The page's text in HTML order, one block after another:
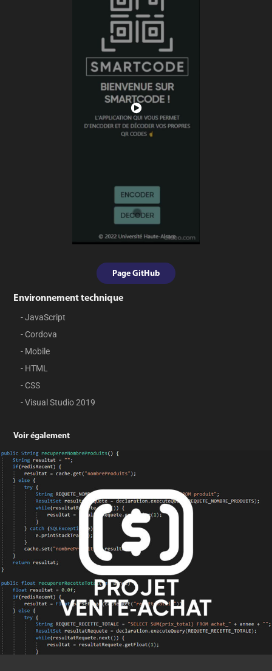
Page GitHub
Environnement technique
- JavaScript
- Cordova
- Mobile
- HTML
- CSS
- Visual Studio 2019
Voir également